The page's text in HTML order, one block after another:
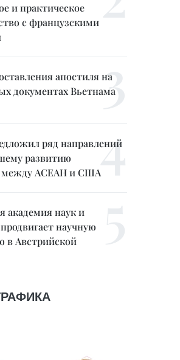
и практическое
с французскими
апостиля на
документах Вьетнама
ряд направлений
развитию
между АСЕАН и США
академия наук и
научную
в Австрийской